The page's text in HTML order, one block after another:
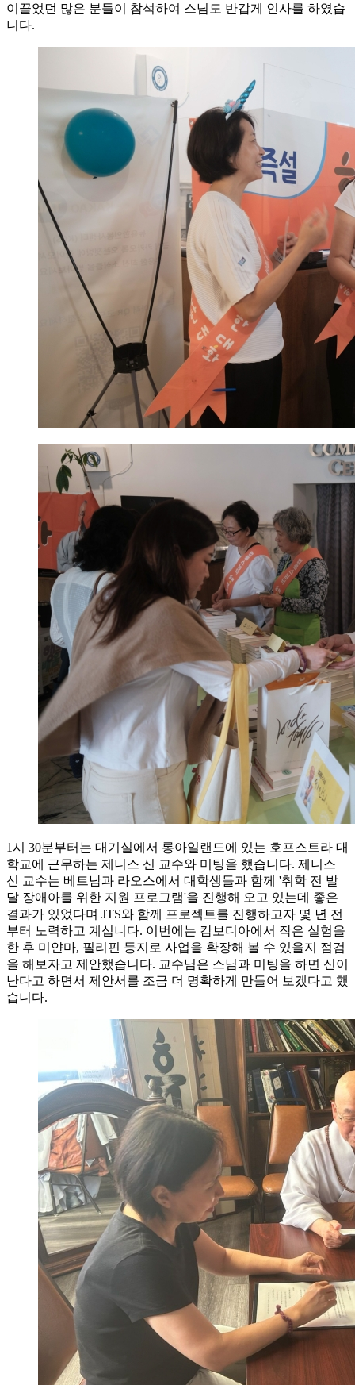
이끌었던 많은 분들이 참석하여 스님도 반갑게 인사를 하였습
니다.
1시 30분부터는 대기실에서 롱아일랜드에 있는 호프스트라 대
학교에 근무하는 제니스 신 교수와 미팅을 했습니다. 제니스
신 교수는 베트남과 라오스에서 대학생들과 함께 '취학 전 발
달 장애아를 위한 지원 프로그램'을 진행해 오고 있는데 좋은
결과가 있었다며 JTS와 함께 프로젝트를 진행하고자 몇 년 전
부터 노력하고 계십니다. 이번에는 캄보디아에서 작은 실험을
한 후 미얀마, 필리핀 등지로 사업을 확장해 볼 수 있을지 점검
을 해보자고 제안했습니다. 교수님은 스님과 미팅을 하면 신이
난다고 하면서 제안서를 조금 더 명확하게 만들어 보겠다고 했
습니다.